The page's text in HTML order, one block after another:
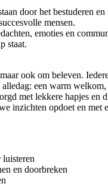
door het bestuderen
mensen.
emoties en
staat.
ook om beleven.
een warm
met lekkere hapjes en
inzichten opdoet en met
en doorbreken